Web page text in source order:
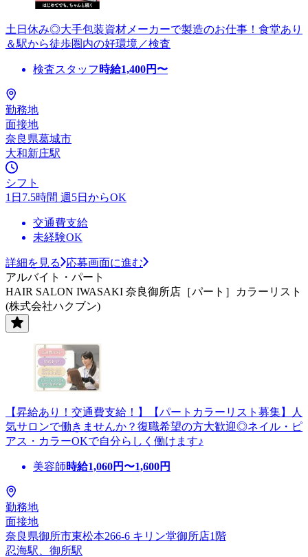
土日休み◎大手包装資材メーカーで製造のお仕事！食堂あり
＆駅から徒歩圏内の好環境／検査
検査スタッフ 時給1,400円〜
勤務地
面接地
奈良県葛城市
大和新庄駅
シフト
1日7.5時間 週5日からOK
交通費支給
未経験OK
詳細を見る
応募画面に進む
アルバイト・パート
HAIR SALON IWASAKI 奈良御所店［パート］カラーリスト
(株式会社ハクブン)
【昇給あり！交通費支給！】【パートカラーリスト募集】人
気サロンで働きませんか？復職希望の方大歓迎◎ネイル・ピ
アス・カラーOKで自分らしく働けます♪
美容師時給1,060円〜1,600円
勤務地
面接地
奈良県御所市東松本266-6 キリン堂御所店1階
忍海駅、御所駅